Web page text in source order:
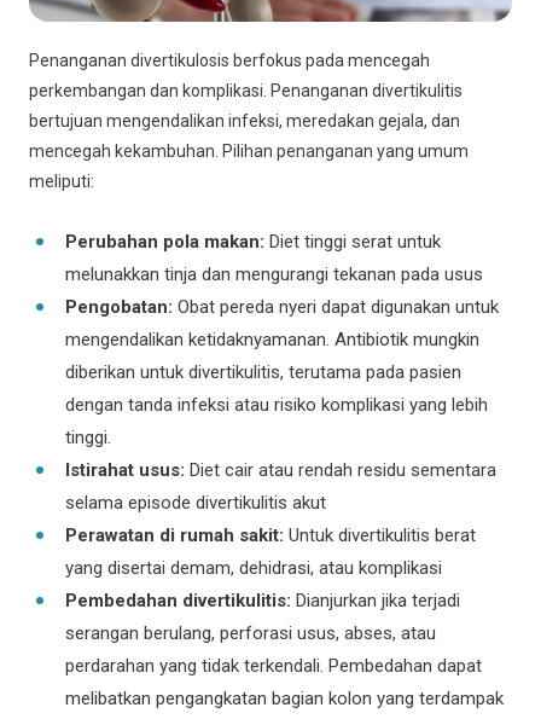
Penanganan divertikulosis berfokus pada mencegah
perkembangan dan komplikasi. Penanganan divertikulitis
bertujuan mengendalikan infeksi, meredakan gejala, dan
mencegah kekambuhan. Pilihan penanganan yang umum
meliputi:
Perubahan pola makan: Diet tinggi serat untuk
melunakkan tinja dan mengurangi tekanan pada usus
Pengobatan: Obat pereda nyeri dapat digunakan untuk
mengendalikan ketidaknyamanan. Antibiotik mungkin
diberikan untuk divertikulitis, terutama pada pasien
dengan tanda infeksi atau risiko komplikasi yang lebih
tinggi.
Istirahat usus: Diet cair atau rendah residu sementara
selama episode divertikulitis akut
Perawatan di rumah sakit: Untuk divertikulitis berat
yang disertai demam, dehidrasi, atau komplikasi
Pembedahan divertikulitis: Dianjurkan jika terjadi
serangan berulang, perforasi usus, abses, atau
perdarahan yang tidak terkendali. Pembedahan dapat
melibatkan pengangkatan bagian kolon yang terdampak